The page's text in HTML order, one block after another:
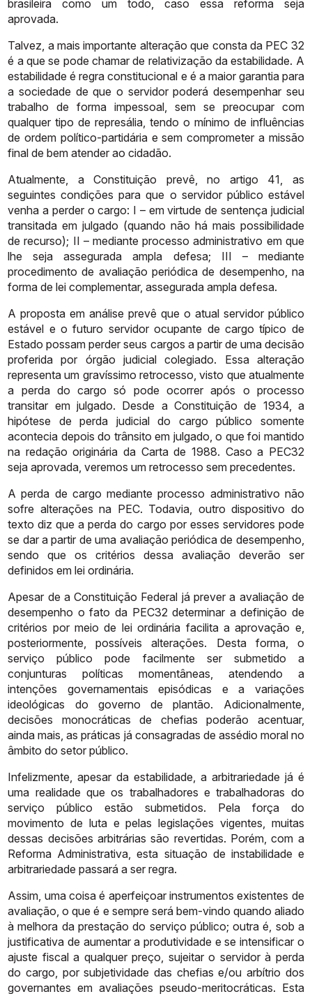
brasileira como um todo, caso essa reforma
seja
aprovada.
Talvez, a mais importante alteração que consta da PEC 32
é a que se pode chamar de relativização da estabilidade. A
estabilidade é regra constitucional e é a maior garantia para
a sociedade de que o servidor poderá desempenhar seu
trabalho
de forma impessoal, sem se preocupar com
qualquer tipo de represália, tendo o mínimo de influências
de ordem político-partidária e sem comprometer a missão
final de bem atender ao cidadão.
Atualmente,
a Constituição prevê, no artigo 41,
as
seguintes condições para que o servidor público estável
venha a perder o cargo: I – em virtude de sentença judicial
transitada em julgado (quando não há mais possibilidade
de recurso); II – mediante processo administrativo em que
lhe seja assegurada
ampla defesa; III – mediante
procedimento de avaliação periódica de desempenho, na
forma de lei complementar, assegurada ampla defesa.
A proposta em análise prevê que o atual servidor público
estável e o futuro servidor ocupante de cargo típico de
Estado possam perder seus cargos a partir de uma decisão
proferida por órgão judicial colegiado. Essa alteração
representa um gravíssimo retrocesso, visto que atualmente
a perda do cargo só pode ocorrer após o processo
transitar em julgado. Desde a Constituição de 1934,
a
hipótese
de perda judicial do cargo público
somente
acontecia depois do trânsito em julgado, o que foi mantido
na redação originária da Carta de 1988. Caso a PEC32
seja aprovada, veremos um retrocesso sem precedentes.
A perda de cargo mediante processo administrativo não
sofre alterações na PEC. Todavia, outro dispositivo do
texto diz que a perda do cargo por esses servidores pode
se dar a partir de uma avaliação periódica de desempenho,
sendo
que os critérios dessa avaliação deverão
ser
definidos em lei ordinária.
Apesar de a Constituição Federal já prever a avaliação de
desempenho o fato da PEC32 determinar a definição de
critérios por meio de lei ordinária facilita a aprovação e,
posteriormente, possíveis alterações. Desta forma, o
serviço
público pode facilmente ser submetido
a
conjunturas
políticas momentâneas,
atendendo a
intenções governamentais episódicas e a variações
ideológicas
do governo de plantão. Adicionalmente,
decisões monocráticas de chefias
poderão
acentuar,
ainda mais, as práticas já consagradas de assédio moral no
âmbito do setor público.
Infelizmente,
apesar da estabilidade, a arbitrariedade já é
uma realidade que os trabalhadores e trabalhadoras do
serviço público estão submetidos.
Pela força do
movimento de luta e pelas legislações vigentes, muitas
dessas decisões arbitrárias são revertidas. Porém, com a
Reforma Administrativa,
esta situação de instabilidade e
arbitrariedade passará a ser regra.
Assim, uma coisa é aperfeiçoar instrumentos existentes de
avaliação, o que é e sempre será bem-vindo quando aliado
à melhora da prestação do serviço público; outra é, sob a
justificativa de aumentar a produtividade e se intensificar o
ajuste fiscal a qualquer preço, sujeitar o servidor à perda
do cargo, por subjetividade das chefias e/ou arbítrio dos
governantes em avaliações pseudo-meritocráticas. Esta